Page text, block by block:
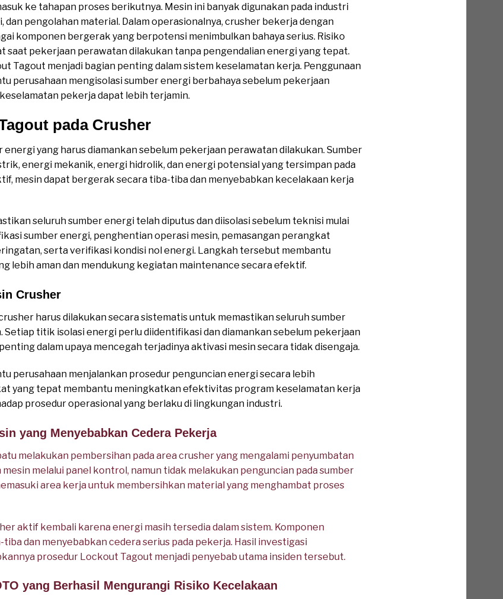
ke tahapan proses berikutnya. Mesin ini banyak digunakan pada industri
dan pengolahan material. Dalam operasionalnya, crusher bekerja dengan
komponen bergerak yang berpotensi menimbulkan bahaya serius. Risiko
saat pekerjaan perawatan dilakukan tanpa pengendalian energi yang tepat.
Tagout menjadi bagian penting dalam sistem keselamatan kerja. Penggunaan
perusahaan mengisolasi sumber energi berbahaya sebelum pekerjaan
pekerja dapat lebih terjamin.
pada Crusher
yang harus diamankan sebelum pekerjaan perawatan dilakukan. Sumber
energi mekanik, energi hidrolik, dan energi potensial yang tersimpan pada
mesin dapat bergerak secara tiba-tiba dan menyebabkan kecelakaan kerja
seluruh sumber energi telah diputus dan diisolasi sebelum teknisi mulai
sumber energi, penghentian operasi mesin, pemasangan perangkat
serta verifikasi kondisi nol energi. Langkah tersebut membantu
lebih aman dan mendukung kegiatan maintenance secara efektif.
Crusher
harus dilakukan secara sistematis untuk memastikan seluruh sumber
Setiap titik isolasi energi perlu diidentifikasi dan diamankan sebelum pekerjaan
dalam upaya mencegah terjadinya aktivasi mesin secara tidak disengaja.
perusahaan menjalankan prosedur penguncian energi secara lebih
yang tepat membantu meningkatkan efektivitas program keselamatan kerja
prosedur operasional yang berlaku di lingkungan industri.
yang Menyebabkan Cedera Pekerja
melakukan pembersihan pada area crusher yang mengalami penyumbatan
melalui panel kontrol, namun tidak melakukan penguncian pada sumber
area kerja untuk membersihkan material yang menghambat proses
aktif kembali karena energi masih tersedia dalam sistem. Komponen
dan menyebabkan cedera serius pada pekerja. Hasil investigasi
prosedur Lockout Tagout menjadi penyebab utama insiden tersebut.
yang Berhasil Mengurangi Risiko Kecelakaan